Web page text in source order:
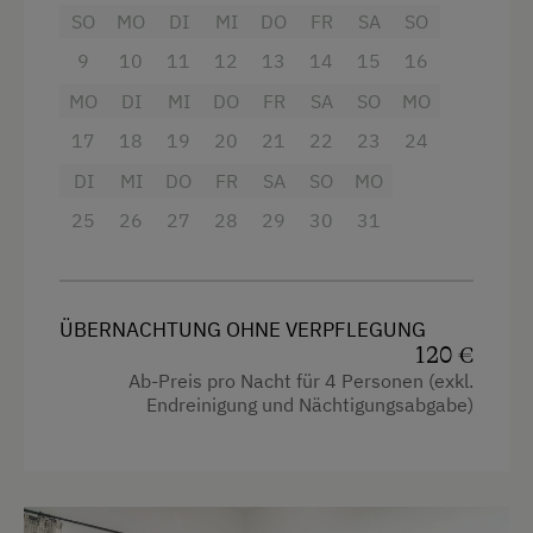
Einstellmöglichkeit für Gastpferde
Freibad
Heimatabend
Klettersteig
Liegewiese
Neubau
Doppelbett
Balkon
Radio
Aussicht auf eine Berglandschaft
SO
9
MO
10
DI
11
MI
12
DO
13
FR
14
SA
15
SO
16
MO
17
DI
18
MI
19
DO
20
FR
21
SA
22
SO
23
MO
24
DI
25
MI
26
DO
27
FR
28
SA
29
SO
30
MO
31
ÜBERNACHTUNG OHNE VERPFLEGUNG
120 €
Ab-Preis pro Nacht für 4 Personen (exkl.
Endreinigung und Nächtigungsabgabe)